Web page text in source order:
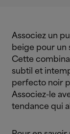
Associez un
beige pour un
Cette
subtil et
perfecto noir
Associez-le
tendance qui